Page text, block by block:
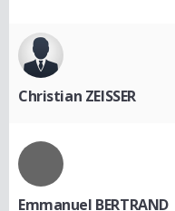
Christian ZEISSER
Emmanuel BERTRAND